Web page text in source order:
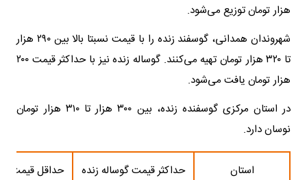
هزار تومان توزیع می‌شود.
شهروندان همدانی، گوسفند زنده را با قیمت نسبتا بالا بین ۲۹۰ هزار
تا ۳۲۰ هزار تومان تهیه می‌‌کنند. گوساله زنده نیز با حداکثر قیمت ۲۰۰
هزار تومان یافت می‌شود.
در استان مرکزی گوسفنده زنده، بین ۳۰۰ هزار تا ۳۱۰ هزار تومان
نوسان دارد.
استان حداکثر قیمت گوساله زنده حداقل قیمت